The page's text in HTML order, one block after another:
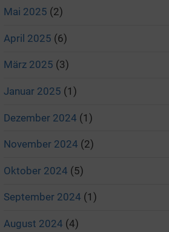
Mai 2025 (2)
April 2025 (6)
März 2025 (3)
Januar 2025 (1)
Dezember 2024 (1)
November 2024 (2)
Oktober 2024 (5)
September 2024 (1)
August 2024 (4)